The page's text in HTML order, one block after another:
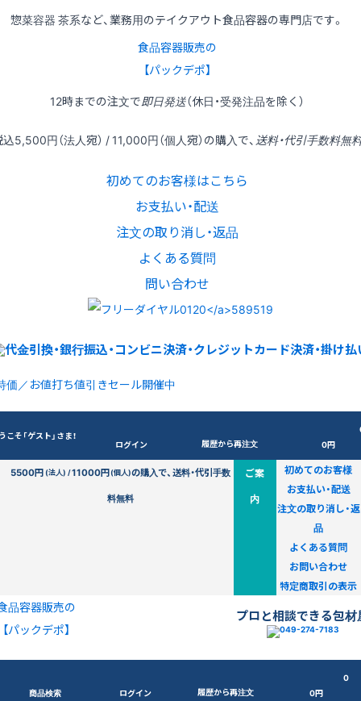
惣菜容器 茶系など、業務用のテイクアウト食品容器の専門店です。
食品容器販売の
【パックデポ】
12時までの注文で即日発送（休日・受発注品を除く）
込5,500円（法人宛） / 11,000円（個人宛）の購入で、 送料・代引手数料無
初めてのお客様はこちら
お支払い・配送
注文の取り消し・返品
よくある質問
問い合わせ
価／お値打ち値引きセール開催中
こそ「ゲスト」さま！
ログイン 履歴から再注文
0円
5500円(法人) /11000円(個人)の購入で、送料・代引手数
料無料
ご案
内
初めてのお客様
お支払い・配送
注文の取り消し・返
品
よくある質問
お問い合わせ
特定商取引の表示
品容器販売の
【パックデポ】
プロと相談できる包材
商品検索 ログイン 履歴から再注文
0
0円